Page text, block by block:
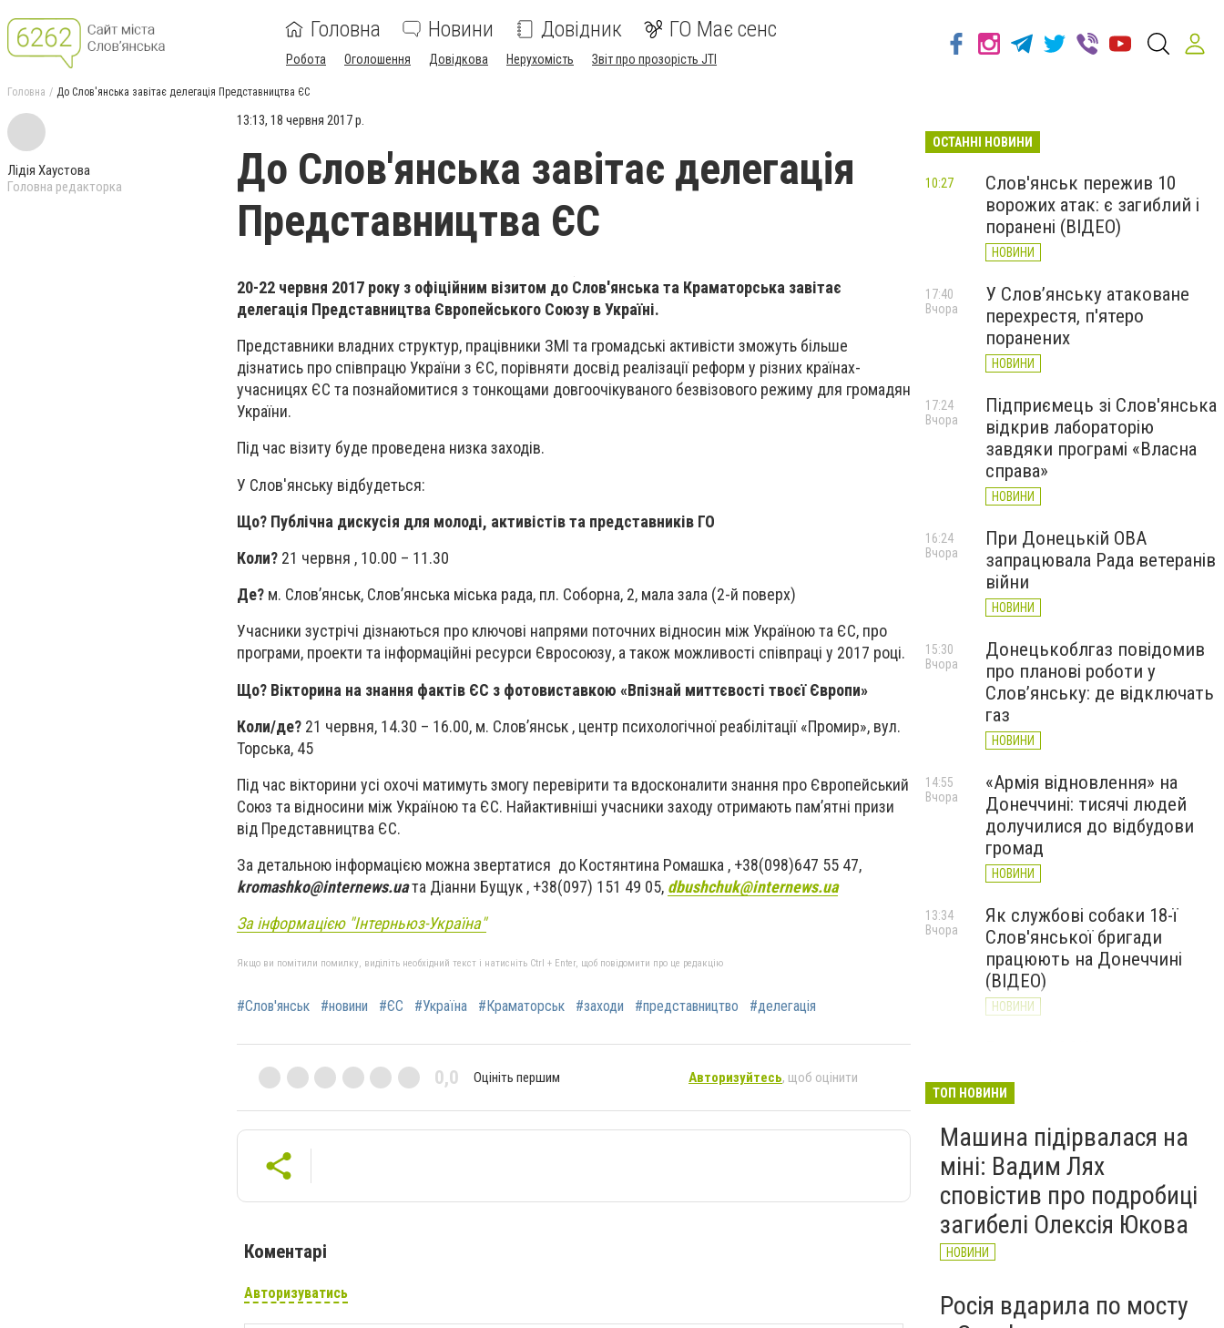
Головна Новини Довідник ГО Має сенс
Робота Оголошення Довідкова Нерухомість Звіт про прозорість JTI
Головна До Слов'янська завітає делегація Представництва ЄС
Лідія Хаустова
Головна редакторка
13:13, 18 червня 2017 р.
До Слов'янська завітає делегація
Представництва ЄС
20-22 червня 2017 року з офіційним візитом до Слов'янська та Краматорська завітає
делегація Представництва Європейського Союзу в Україні.
Представники владних структур, працівники ЗМІ та громадські активісти зможуть більше
дізнатись про співпрацю України з ЄС, порівняти досвід реалізації реформ у різних країнах-
учасницях ЄС та познайомитися з тонкощами довгоочікуваного безвізового режиму для громадян
України.
Під час візиту буде проведена низка заходів.
У Слов'янську відбудеться:
Що? Публічна дискусія для молоді, активістів та представників ГО
Коли? 21 червня , 10.00 – 11.30
Де? м. Слов’янськ, Слов’янська міська рада, пл. Соборна, 2, мала зала (2-й поверх)
Учасники зустрічі дізнаються про ключові напрями поточних відносин між Україною та ЄС, про
програми, проекти та інформаційні ресурси Євросоюзу, а також можливості співпраці у 2017 році.
Що? Вікторина на знання фактів ЄС з фотовиставкою «Впізнай миттєвості твоєї Європи»
Коли/де? 21 червня, 14.30 – 16.00, м. Слов’янськ , центр психологічної реабілітації «Промир», вул.
Торська, 45
Під час вікторини усі охочі матимуть змогу перевірити та вдосконалити знання про Європейський
Союз та відносини між Україною та ЄС. Найактивніші учасники заходу отримають пам’ятні призи
від Представництва ЄС.
За детальною інформацією можна звертатися до Костянтина Ромашка , +38(098)647 55 47,
kromashko@internews.uaта Діанни Бущук , +38(097) 151 49 05, dbushchuk@internews.ua
За інформацією "Інтерньюз-Україна"
Якщо ви помітили помилку, виділіть необхідний текст і натисніть Ctrl + Enter, щоб повідомити про це редакцію
#Слов'янськ #новини #ЄС #Україна #Краматорськ #заходи #представництво #делегація
0,0 Оцініть першим Авторизуйтесь, щоб оцінити
Коментарі
Авторизуватись
ОСТАННІ НОВИНИ
Слов'янськ пережив 10
ворожих атак: є загиблий і
поранені (ВІДЕО)
НОВИНИ
10:27
У Слов’янську атаковане
перехрестя, п'ятеро
поранених
НОВИНИ
17:40
Вчора
Підприємець зі Слов'янська
відкрив лабораторію
завдяки програмі «Власна
справа»
НОВИНИ
17:24
Вчора
При Донецькій ОВА
запрацювала Рада ветеранів
війни
НОВИНИ
16:24
Вчора
Донецькоблгаз повідомив
про планові роботи у
Слов’янську: де відключать
газ
НОВИНИ
15:30
Вчора
«Армія відновлення» на
Донеччині: тисячі людей
долучилися до відбудови
громад
НОВИНИ
14:55
Вчора
Як службові собаки 18-ї
Слов'янської бригади
працюють на Донеччині
(ВІДЕО)
НОВИНИ
13:34
Вчора
та найближчих напрямках
ТОП НОВИНИ
Машина підірвалася на
міні: Вадим Лях
сповістив про подробиці
загибелі Олексія Юкова
НОВИНИ
Росія вдарила по мосту